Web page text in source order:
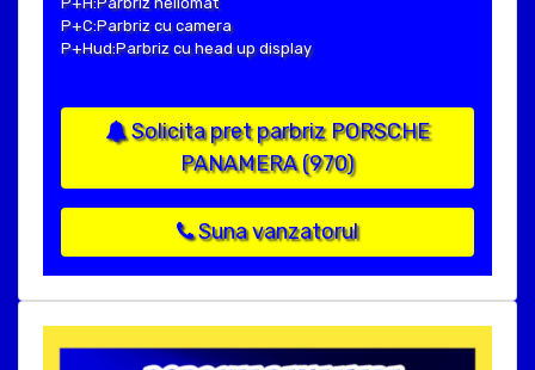
P+C:Parbriz cu camera
P+Hud:Parbriz cu head up display
Solicita pret parbriz PORSCHE
PANAMERA (970)
Suna vanzatorul